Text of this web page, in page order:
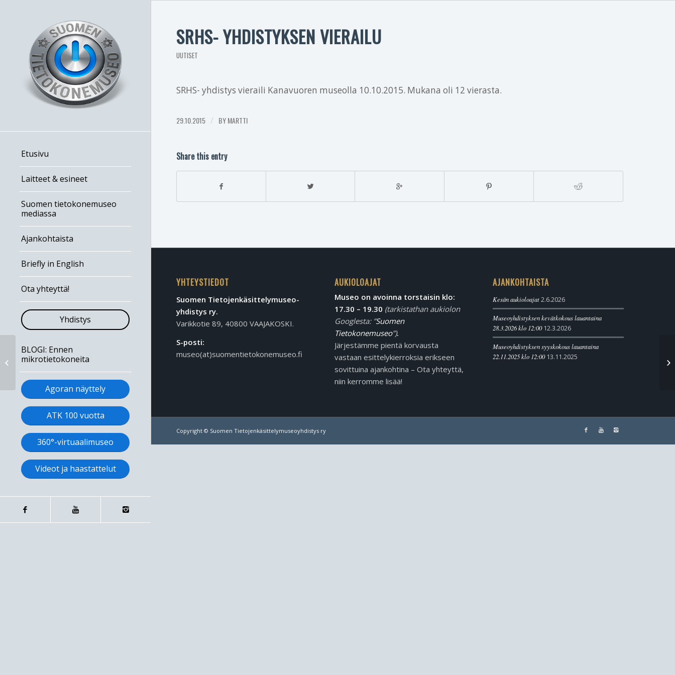
Etusivu
Laitteet & esineet
Suomen tietokonemuseo
mediassa
Ajankohtaista
Briefly in English
Ota yhteyttä!
Yhdistys
BLOGI: Ennen
mikrotietokoneita
Agoran näyttely
ATK 100 vuotta
360°-virtuaalimuseo
Videot ja haastattelut
SRHS- YHDISTYKSEN VIERAILU
UUTISET
SRHS- yhdistys vieraili Kanavuoren museolla 10.10.2015. Mukana oli 12 vierasta.
29.10.2015 / BYMARTTI
Share this entry
YHTEYSTIEDOT
Suomen Tietojen­käsittely­museo­
yhdistys ry.
Varikkotie 89, 40800 VAAJAKOSKI.
S-posti:
museo(at)suomentietokonemuseo.fi
AUKIOLOAJAT
Museo on avoinna torstaisin klo:
17.30 – 19.30 (tarkistathan aukiolon
Googlesta: ”Suomen
Tietokonemuseo”).
Järjestämme pientä korvausta
vastaan esittelykierroksia erikseen
sovittuina ajankohtina – Ota yhteyttä,
niin kerromme lisää!
AJANKOHTAISTA
Kesän aukioloajat 2.6.2026
Museoyhdistyksen kevätkokous lauantaina
28.3.2026 klo 12:00 12.3.2026
Museoyhdistyksen syyskokous lauantaina
22.11.2025 klo 12:00 13.11.2025
Copyright © Suomen Tietojenkäsittelymuseoyhdistys ry
Yhdistyksen syyskokous 12.11.2015